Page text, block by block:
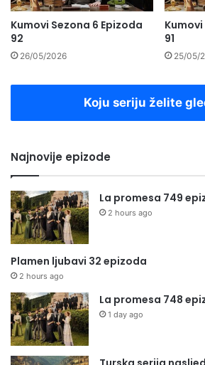
Kumovi Sezona 6 Epizoda
92
26/05/2026
91
25/05/
Koju seriju želite
Najnovije epizode
La promesa 749
2 hours ago
Plamen ljubavi 32 epizoda
2 hours ago
La promesa 748
1 day ago